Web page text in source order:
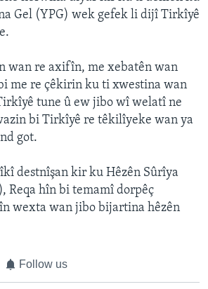
Gel (YPG) wek gefek li dijî Tirkîyê
wan re axifîn, me xebatên wan
me re çêkirin ku ti xwestina wan
tune û ew jibo wî welatî ne
bi Tirkîyê re têkilîyeke wan ya
got.
destnîşan kir ku Hêzên Sûrîya
Reqa hîn bi temamî dorpêç
wexta wan jibo bijartina hêzên
Follow us